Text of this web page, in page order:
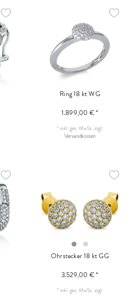
Ring 18 kt WG
1.899,00 € *
* inkl. ges. MwSt.zzgl.
Versandkosten
Ohrstecker 18 kt GG
3.529,00 € *
* inkl. ges. MwSt.zzgl.